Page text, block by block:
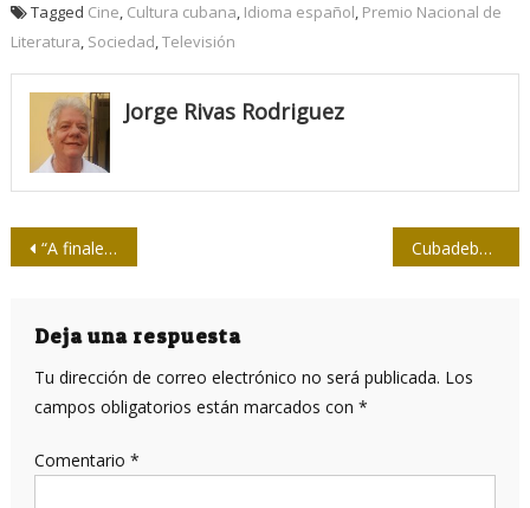
Tagged Cine, Cultura cubana, Idioma español, Premio Nacional de
Literatura, Sociedad,Televisión
Jorge Rivas Rodriguez
Navegación
entradas
“A finales del Siglo XXI habrá probablemente nueva diversidad humana, pero esta vez, artificial” Cubadebate, reconocimiento a la innovación mediática
Deja una respuesta
Tu dirección de correo electrónico no será publicada. Los
campos obligatorios están marcados con *
Comentario *